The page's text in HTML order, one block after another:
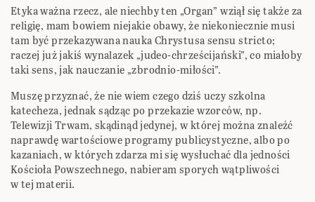
Etyka ważna rzecz, ale niechby ten „Organ” wziął się także za
religię, mam bowiem niejakie obawy, że niekoniecznie musi
tam być przekazywana nauka Chrystusa sensu stricto;
raczej już jakiś wynalazek „judeo-chrześcijański”, co miałoby
taki sens, jak nauczanie „zbrodnio-miłości”.
Muszę przyznać, że nie wiem czego dziś uczy szkolna
katecheza, jednak sądząc po przekazie wzorców, np.
Telewizji Trwam, skądinąd jedynej, w której można znaleźć
naprawdę wartościowe programy publicystyczne, albo po
kazaniach, w których zdarza mi się wysłuchać dla jedności
Kościoła Powszechnego, nabieram sporych wątpliwości
w tej materii.